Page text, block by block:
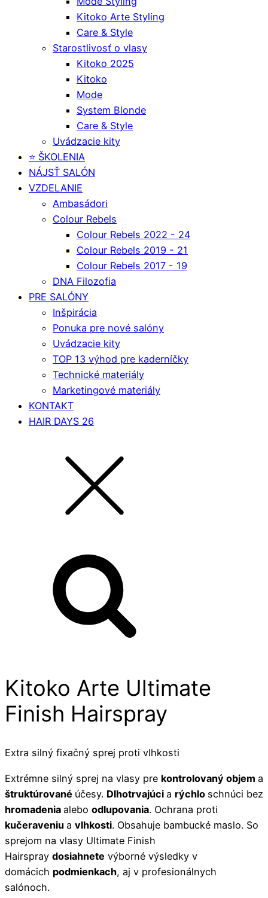
Kitoko Arte Styling
Care & Style
Starostlivosť o vlasy
Kitoko 2025
Kitoko
Mode
System Blonde
Care & Style
Uvádzacie kity
⭐️ ŠKOLENIA
NÁJSŤ SALÓN
VZDELANIE
Ambasádori
Colour Rebels
Colour Rebels 2022 - 24
Colour Rebels 2019 - 21
Colour Rebels 2017 - 19
DNA Filozofia
PRE SALÓNY
Inšpirácia
Ponuka pre nové salóny
Uvádzacie kity
TOP 13 výhod pre kaderníčky
Technické materiály
Marketingové materiály
KONTAKT
HAIR DAYS 26
Kitoko Arte Ultimate
Finish Hairspray
Extra silný fixačný sprej proti vlhkosti
Extrémne silný sprej na vlasy pre kontrolovaný objem a
štruktúrované účesy. Dlhotrvajúci a rýchlo schnúci bez
hromadenia alebo odlupovania. Ochrana proti
kučeraveniu a vlhkosti. Obsahuje bambucké maslo. So
sprejom na vlasy Ultimate Finish
Hairspray dosiahnete výborné výsledky v
domácich podmienkach, aj v profesionálnych
salónoch.